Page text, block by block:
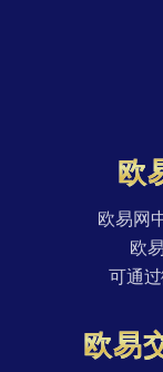
欧
欧易网
欧
可通
欧易